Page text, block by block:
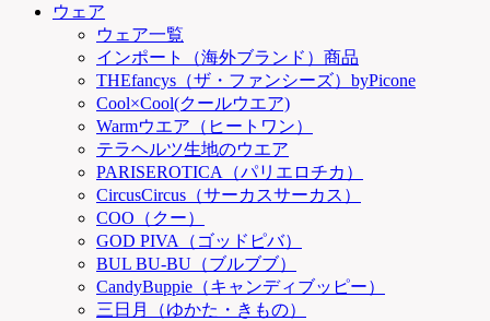
ウェア
ウェア一覧
インポート（海外ブランド）商品
THEfancys（ザ・ファンシーズ）byPicone
Cool×Cool(クールウエア)
Warmウエア（ヒートワン）
テラヘルツ生地のウエア
PARISEROTICA（パリエロチカ）
CircusCircus（サーカスサーカス）
COO（クー）
GOD PIVA（ゴッドピバ）
BUL BU-BU（ブルブブ）
CandyBuppie（キャンディブッピー）
三日月（ゆかた・きもの）